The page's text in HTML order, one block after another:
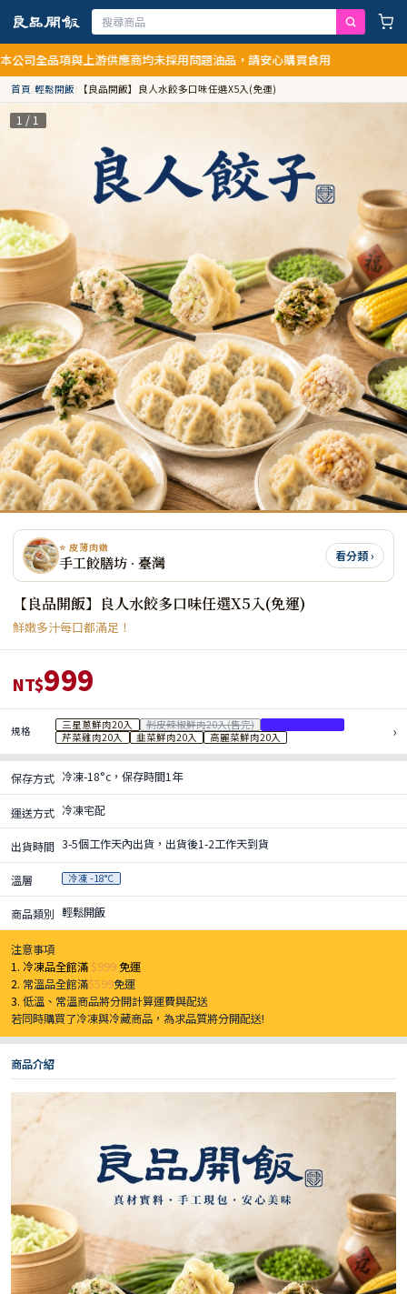
上游供應商均未採用問題油品，請安心購買食用
首頁/輕鬆開飯/ 【良品開飯】良人水餃多口味任選X5入(免運)
1 / 1
⭐ 皮薄肉嫩
手工餃膳坊 · 臺灣 看分類 ›
【良品開飯】良人水餃多口味任選X5入(免運)
鮮嫩多汁每口都滿足！
NT$999
規格 三星蔥鮮肉20入 剝皮辣椒鮮肉20入(售完)
芹菜雞肉20入
韭菜鮮肉20入 高麗菜鮮肉20入 ›
保存方式 冷凍-18°c，保存時間1年
運送方式 冷凍宅配
出貨時間 3-5個工作天內出貨，出貨後1-2工作天到貨
溫層 冷凍 -18°C
商品類別 輕鬆開飯
注意事項
1. 冷凍品全館滿 $999免運
2. 常溫品全館滿$599免運
3.低溫、常溫商品將分開計算運費與配送
若同時購買了冷凍與冷藏商品，為求品質將分開配送!
商品介紹